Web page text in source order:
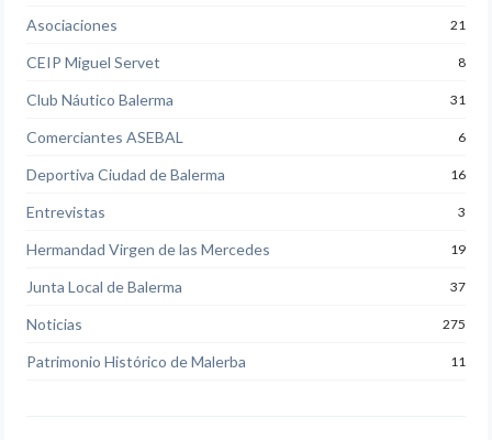
Asociaciones 21
CEIP Miguel Servet 8
Club Náutico Balerma 31
Comerciantes ASEBAL 6
Deportiva Ciudad de Balerma 16
Entrevistas 3
Hermandad Virgen de las Mercedes 19
Junta Local de Balerma 37
Noticias 275
Patrimonio Histórico de Malerba 11